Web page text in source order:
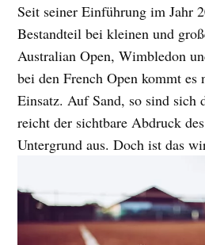
Seit seiner Einführung im Jahr
Bestandteil bei kleinen und
Australian Open, Wimbledon
bei den French Open kommt
Einsatz. Auf Sand, so sind sich
reicht der sichtbare Abdruck
Untergrund aus. Doch ist das